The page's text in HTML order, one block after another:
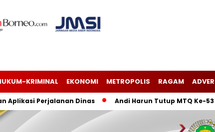
KRIMINAL EKONOMI METROPOLIS RAGAM
Perjalanan Dinas Andi Harun Tutup MTQ Ke-53